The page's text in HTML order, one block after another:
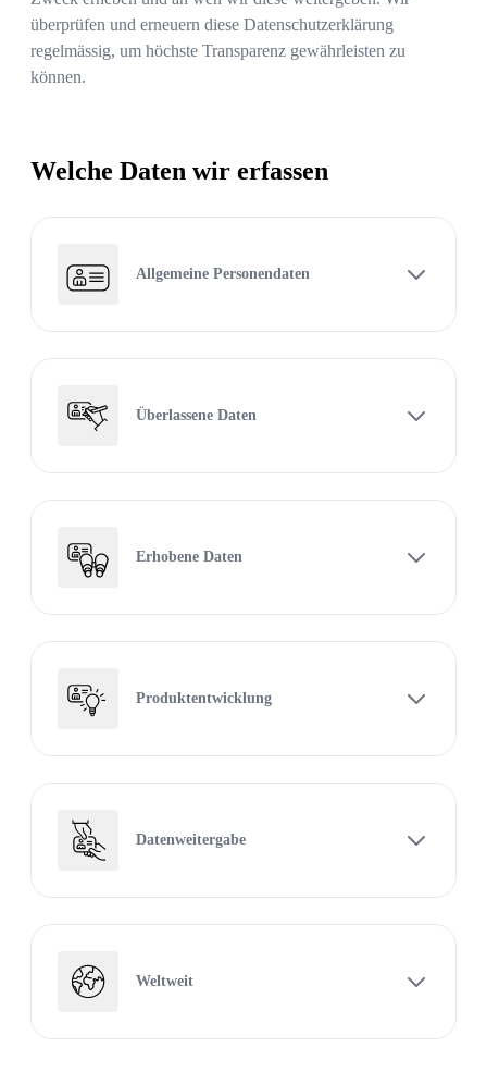
überprüfen und erneuern diese Datenschutzerklärung
regelmässig, um höchste Transparenz gewährleisten zu
können.
Welche Daten wir erfassen
Allgemeine Personendaten
Überlassene Daten
Erhobene Daten
Produktentwicklung
Datenweitergabe
Weltweit